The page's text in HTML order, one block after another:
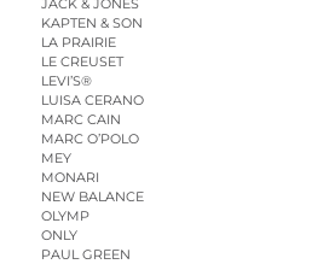
JACK & JONES
KAPTEN & SON
LA PRAIRIE
LE CREUSET
LEVI’S®
LUISA CERANO
MARC CAIN
MARC O’POLO
MEY
MONARI
NEW BALANCE
OLYMP
ONLY
PAUL GREEN